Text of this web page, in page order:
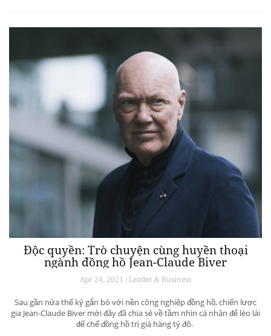
Độc quyền: Trò chuyện cùng huyền thoại
ngành đồng hồ Jean-Claude Biver
Apr 24, 2021 / Leader & Business
Sau gần nửa thế kỷ gắn bó với nền công nghiệp đồng hồ, chiến lược
gia Jean-Claude Biver mới đây đã chia sẻ về tầm nhìn cá nhân để lèo lái
đế chế đồng hồ trị giá hàng tỷ đô.